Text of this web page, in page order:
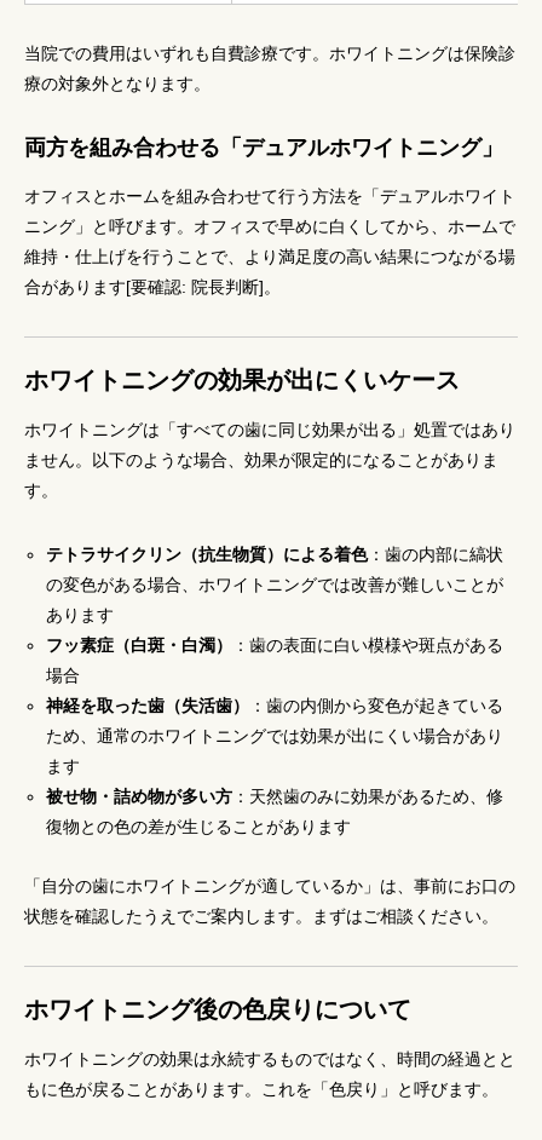
当院での費用はいずれも自費診療です。ホワイトニングは保険診
療の対象外となります。
両方を組み合わせる「デュアルホワイトニング」
オフィスとホームを組み合わせて行う方法を「デュアルホワイト
ニング」と呼びます。オフィスで早めに白くしてから、ホームで
維持・仕上げを行うことで、より満足度の高い結果につながる場
合があります[要確認: 院長判断]。
ホワイトニングの効果が出にくいケース
ホワイトニングは「すべての歯に同じ効果が出る」処置ではあり
ません。以下のような場合、効果が限定的になることがありま
す。
テトラサイクリン（抗生物質）による着色：歯の内部に縞状
の変色がある場合、ホワイトニングでは改善が難しいことが
あります
フッ素症（白斑・白濁）
：歯の表面に白い模様や斑点がある
場合
神経を取った歯（失活歯）
：歯の内側から変色が起きている
ため、通常のホワイトニングでは効果が出にくい場合があり
ます
被せ物・詰め物が多い方 ：天然歯のみに効果があるため、修
復物との色の差が生じることがあります
「自分の歯にホワイトニングが適しているか」は、事前にお口の
状態を確認したうえでご案内します。まずはご相談ください。
ホワイトニング後の色戻りについて
ホワイトニングの効果は永続するものではなく、時間の経過とと
もに色が戻ることがあります。これを「色戻り」と呼びます。